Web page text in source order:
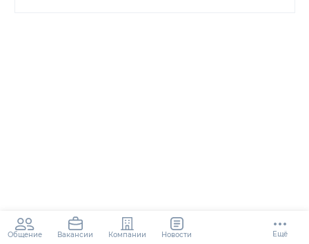
Общение Вакансии Компании Новости Ещё